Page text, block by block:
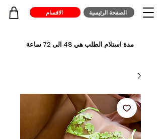
الصفخة الرئيسية الاقسام
مدة استلام الطلب هي 48 الى 72 ساعة